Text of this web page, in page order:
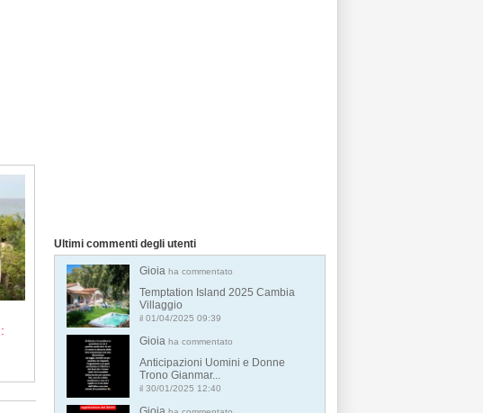
Ultimi commenti degli utenti
Gioia ha commentato
Temptation Island 2025 Cambia
Villaggio
il 01/04/2025 09:39
Gioia ha commentato
Anticipazioni Uomini e Donne
Trono Gianmar...
il 30/01/2025 12:40